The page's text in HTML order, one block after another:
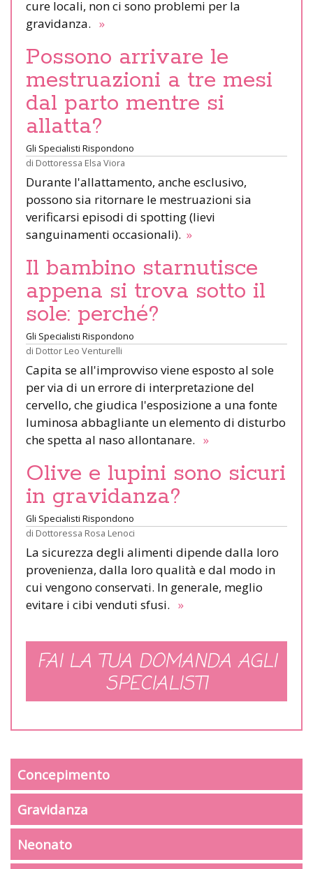
cure locali, non ci sono problemi per la
gravidanza. »
Possono arrivare le
mestruazioni a tre mesi
dal parto mentre si
allatta?
Gli Specialisti Rispondono
di Dottoressa Elsa Viora
Durante l'allattamento, anche esclusivo,
possono sia ritornare le mestruazioni sia
verificarsi episodi di spotting (lievi
sanguinamenti occasionali). »
Il bambino starnutisce
appena si trova sotto il
sole: perché?
Gli Specialisti Rispondono
di Dottor Leo Venturelli
Capita se all'improvviso viene esposto al sole
per via di un errore di interpretazione del
cervello, che giudica l'esposizione a una fonte
luminosa abbagliante un elemento di disturbo
che spetta al naso allontanare. »
Olive e lupini sono sicuri
in gravidanza?
Gli Specialisti Rispondono
di Dottoressa Rosa Lenoci
La sicurezza degli alimenti dipende dalla loro
provenienza, dalla loro qualità e dal modo in
cui vengono conservati. In generale, meglio
evitare i cibi venduti sfusi. »
FAI LA TUA DOMANDA AGLI
SPECIALISTI
Concepimento
Gravidanza
Neonato